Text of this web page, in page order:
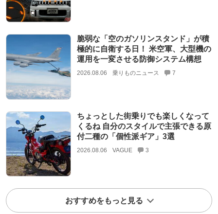
脆弱な「空のガソリンスタンド」が積
極的に自衛する日！ 米空軍、大型機の
運用を一変させる防御システム構想
2026.08.06 乗りものニュース 7
ちょっとした街乗りでも楽しくなって
くるね 自分のスタイルで主張できる原
付二種の「個性派ギア」3選
2026.08.06 VAGUE 3
おすすめをもっと見る